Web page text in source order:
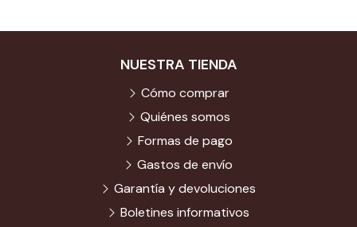
NUESTRA TIENDA
Cómo comprar
Quiénes somos
Formas de pago
Gastos de envío
Garantía y devoluciones
Boletines informativos